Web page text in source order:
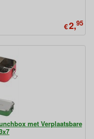
€2,95
met Verplaatsbare